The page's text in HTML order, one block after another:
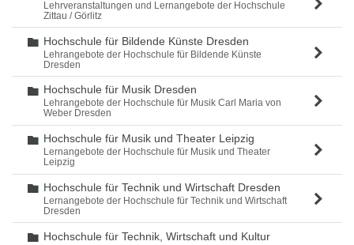
Lehrveranstaltungen und Lernangebote der Hochschule
Zittau / Görlitz
Ordner
Hochschule für Bildende Künste Dresden
Lehrangebote der Hochschule für Bildende Künste
Dresden
Ordner
Hochschule für Musik Dresden
Lehrangebote der Hochschule für Musik Carl Maria von
Weber Dresden
Ordner
Hochschule für Musik und Theater Leipzig
Lernangebote der Hochschule für Musik und Theater
Leipzig
Ordner
Hochschule für Technik und Wirtschaft Dresden
Lernangebote der Hochschule für Technik und Wirtschaft
Dresden
Ordner
Hochschule für Technik, Wirtschaft und Kultur